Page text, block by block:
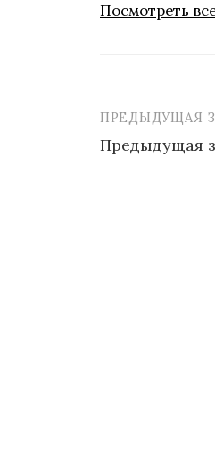
Посмотреть
по
ПРЕДЫДУЩАЯ
Предыдущая